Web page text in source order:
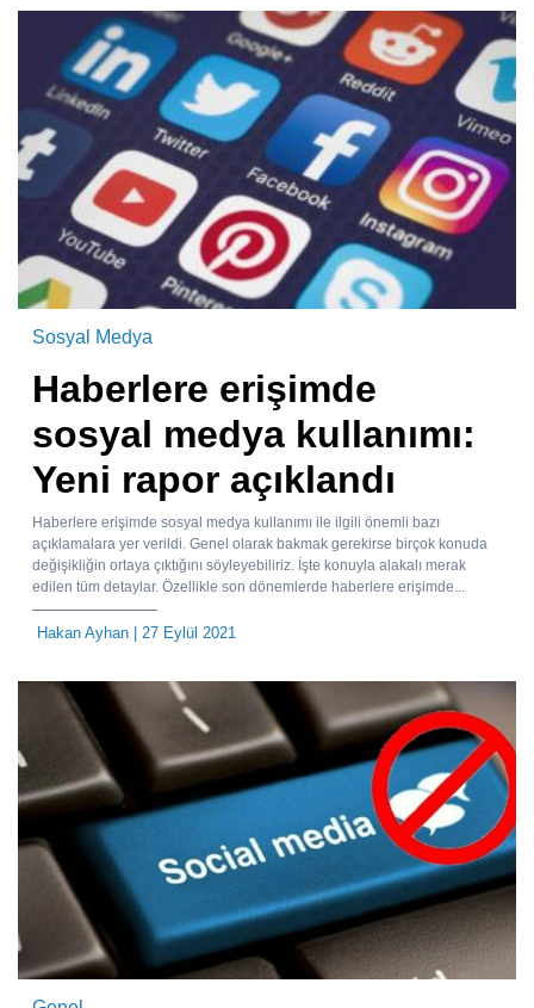
Sosyal Medya
Haberlere erişimde
sosyal medya kullanımı:
Yeni rapor açıklandı
Haberlere erişimde sosyal medya kullanımı ile ilgili önemli bazı
açıklamalara yer verildi. Genel olarak bakmak gerekirse birçok konuda
değişikliğin ortaya çıktığını söyleyebiliriz. İşte konuyla alakalı merak
edilen tüm detaylar. Özellikle son dönemlerde haberlere erişimde...
Hakan Ayhan | 27 Eylül 2021